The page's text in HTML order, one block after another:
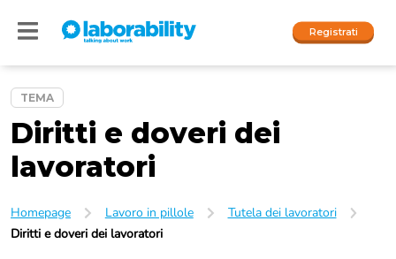
Registrati
I nostri social
Accedi
TEMA
Diritti e doveri dei
lavoratori
Homepage Lavoro in pillole
Tutela dei lavoratori
Diritti e doveri dei lavoratori